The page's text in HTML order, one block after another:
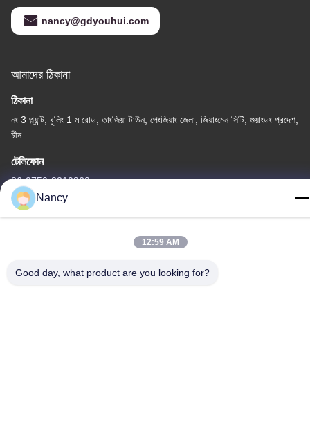
nancy@gdyouhui.com
আমাদের ঠিকানা
ঠিকানা
নং 3 প্ল্যান্ট, বুলিং 1 ম রোড, তাংজিয়া টাউন, পেংজিয়াং জেলা, জিয়াংমেন সিটি, গুয়াংডং প্রদেশ,
চীন
টেলিফোন
86-0750-3210960
Nancy
12:59 AM
Good day, what product are you looking for?